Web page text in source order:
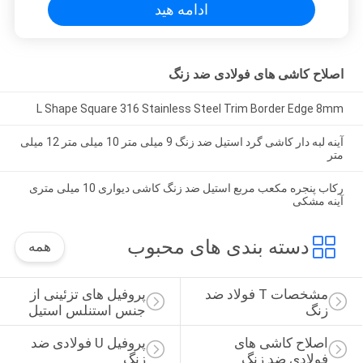
ادامه هید
اصلاح کاشی های فولادی ضد زنگ
L Shape Square 316 Stainless Steel Trim Border Edge 8mm
آینه لبه دار کاشی گرد استیل ضد زنگ 9 میلی متر 10 میلی متر 12 میلی
متر
رکاب پنجره مکعب مربع استیل ضد زنگ کاشی دیواری 10 میلی متری
آینه مشکی
دسته بندی های محبوب همه
پروفیل های تزئینی از
جنس استنلس استیل
مشخصات T فولاد ضد
زنگ
پروفیل U فولادی ضد
زنگ
اصلاح کاشی های
فولادی ضد زنگ